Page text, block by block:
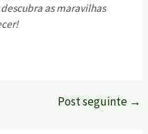
as maravilhas
Post seguinte →